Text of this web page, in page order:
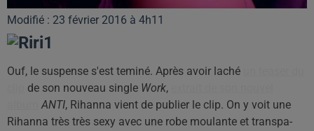
Modifié : 23 février 2016 à 4h11
Ouf, le suspense s'est teminé. Après avoir laché
de son nouveau single Work,
ANTI, Rihanna vient de publier le clip. On y voit une
Rihanna très très sexy avec une robe moulante et trans­pa­